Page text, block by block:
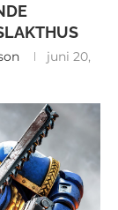
juni 20,